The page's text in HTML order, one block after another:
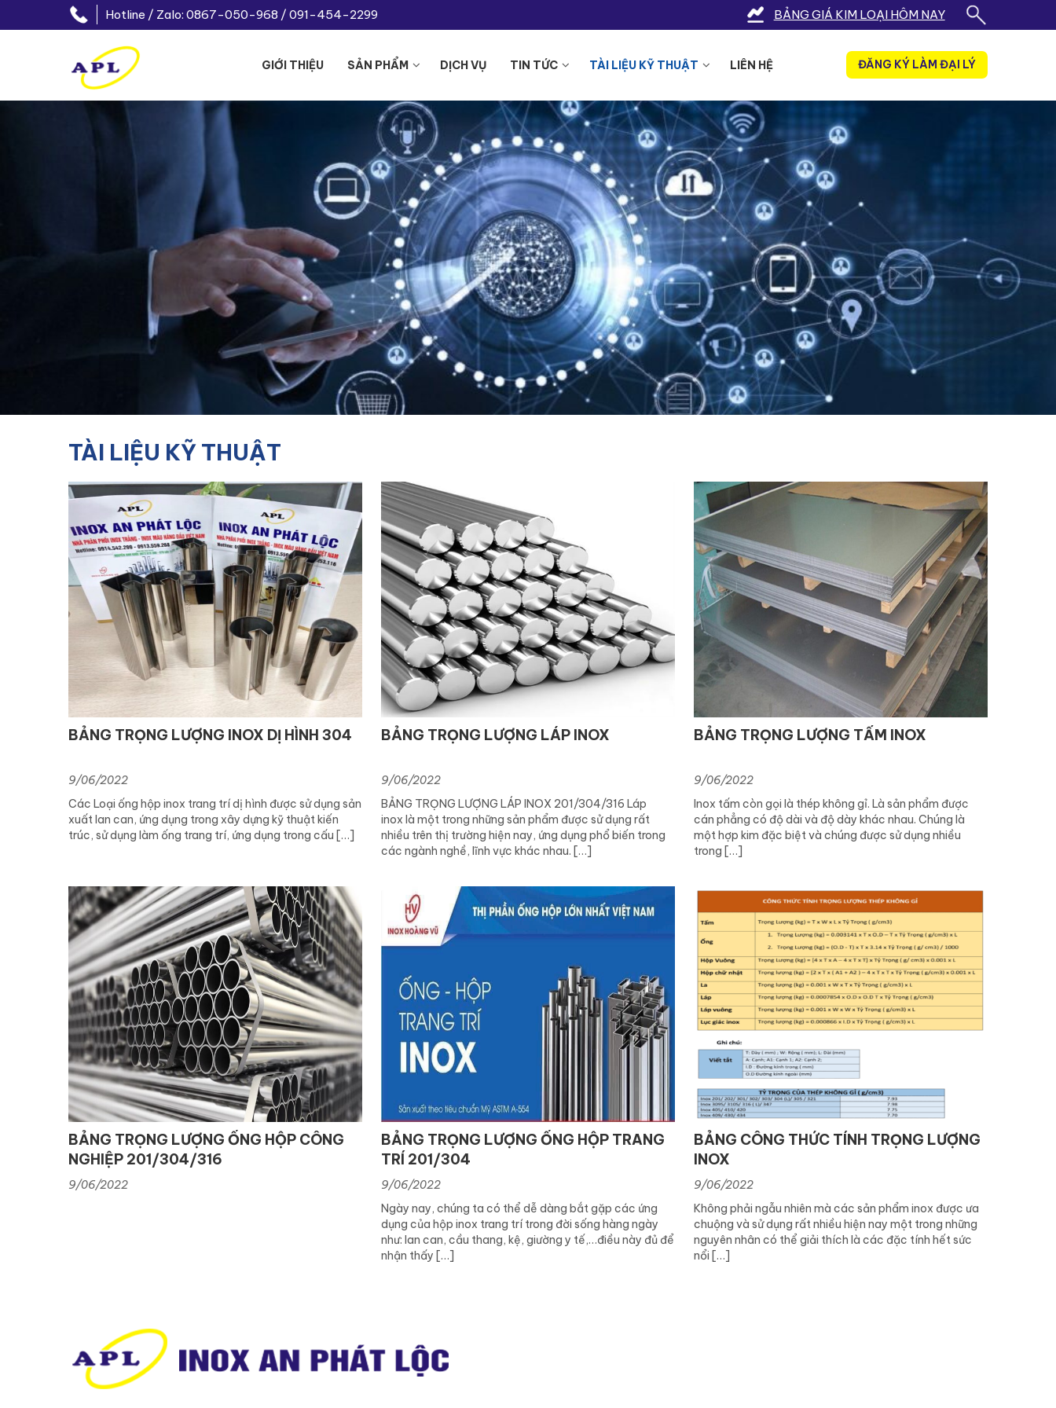
Hotline / Zalo: 0867-050-968 / 091-454-2299 BẢNG GIÁ KIM LOẠI HÔM NAY
GIỚI THIỆU SẢN PHẨM DỊCH VỤ TIN TỨC TÀI LIỆU KỸ THUẬT LIÊN HỆ ĐĂNG KÝ LÀM ĐẠI LÝ
TÀI LIỆU KỸ THUẬT
BẢNG TRỌNG LƯỢNG INOX DỊ HÌNH 304
9/06/2022
Các Loại ống hộp inox trang trí dị hình được sử dụng sản
xuất lan can, ứng dụng trong xây dựng kỹ thuật kiến
trúc, sử dụng làm ống trang trí, ứng dụng trong cấu […]
BẢNG TRỌNG LƯỢNG LÁP INOX
9/06/2022
BẢNG TRỌNG LƯỢNG LÁP INOX 201/304/316 Láp
inox là một trong những sản phẩm được sử dụng rất
nhiều trên thị trường hiện nay, ứng dụng phổ biến trong
các ngành nghề, lĩnh vực khác nhau. […]
BẢNG TRỌNG LƯỢNG TẤM INOX
9/06/2022
Inox tấm còn gọi là thép không gỉ. Là sản phẩm được
cán phẳng có độ dài và độ dày khác nhau. Chúng là
một hợp kim đặc biệt và chúng được sử dụng nhiều
trong […]
BẢNG TRỌNG LƯỢNG ỐNG HỘP CÔNG
NGHIỆP 201/304/316
9/06/2022
BẢNG TRỌNG LƯỢNG ỐNG HỘP TRANG
TRÍ 201/304
9/06/2022
Ngày nay, chúng ta có thể dễ dàng bắt gặp các ứng
dụng của hộp inox trang trí trong đời sống hàng ngày
như: lan can, cầu thang, kệ, giường y tế,…điều này đủ để
nhận thấy […]
BẢNG CÔNG THỨC TÍNH TRỌNG LƯỢNG
INOX
9/06/2022
Không phải ngẫu nhiên mà các sản phẩm inox được ưa
chuộng và sử dụng rất nhiều hiện nay một trong những
nguyên nhân có thể giải thích là các đặc tính hết sức
nổi […]